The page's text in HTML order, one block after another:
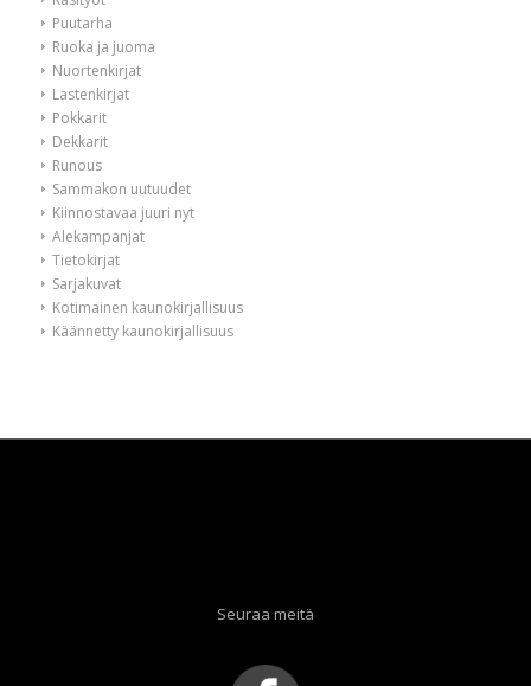
Puutarha
Ruoka ja juoma
Nuortenkirjat
Lastenkirjat
Pokkarit
Dekkarit
Runous
Sammakon uutuudet
Kiinnostavaa juuri nyt
Alekampanjat
Tietokirjat
Sarjakuvat
Kotimainen kaunokirjallisuus
Käännetty kaunokirjallisuus
Seuraa meitä